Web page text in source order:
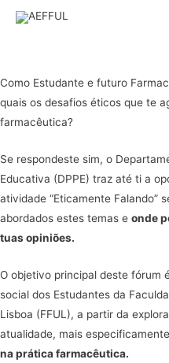
Skip
Como Estudante e futuro
quais os desafios éticos que te
farmacêutica?
Se respondeste sim, o
Educativa (DPPE) traz até ti a
atividade “Eticamente Falando”
abordados estes temas e onde
tuas opiniões.
O objetivo principal deste fórum
social dos Estudantes da
Lisboa (FFUL), a partir da
atualidade, mais
na prática farmacêutica.